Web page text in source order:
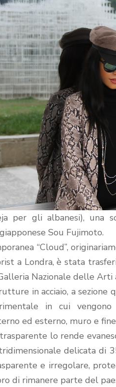
per gli albanesi), una
Sou Fujimoto.
“Cloud”,
a Londra, è stata
Nazionale delle Arti
in acciaio, a sezione
in cui
ed esterno, muro e
lo rende
delicata di
e irregolare,
di rimanere parte del